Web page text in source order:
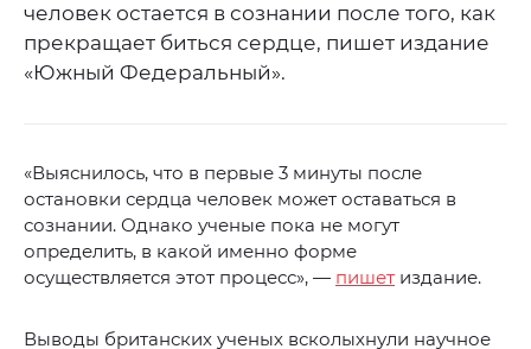
человек остается в сознании после того, как
прекращает биться сердце, пишет издание
«Южный Федеральный».
«Выяснилось, что в первые 3 минуты после
остановки сердца человек может оставаться в
сознании. Однако ученые пока не могут
определить, в какой именно форме
осуществляется этот процесс», — пишет издание.
Выводы британских ученых всколыхнули научное